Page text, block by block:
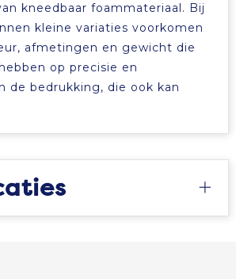
kneedbaar foammateriaal. Bij
kleine variaties voorkomen
afmetingen en gewicht die
op precisie en
de bedrukking, die ook kan